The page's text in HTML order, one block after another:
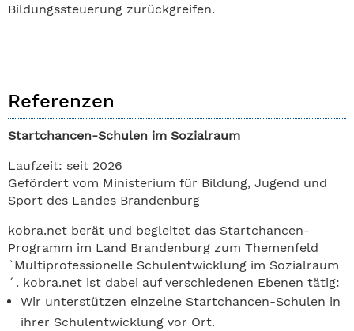
Bildungssteuerung zurückgreifen.
Referenzen
Startchancen-Schulen im Sozialraum
Laufzeit: seit 2026
Gefördert vom Ministerium für Bildung, Jugend und
Sport des Landes Brandenburg
kobra.net berät und begleitet das Startchancen-
Programm im Land Brandenburg zum Themenfeld
`Multiprofessionelle Schulentwicklung im Sozialraum
´. kobra.net ist dabei auf verschiedenen Ebenen tätig:
Wir unterstützen einzelne Startchancen-Schulen in
ihrer Schulentwicklung vor Ort.